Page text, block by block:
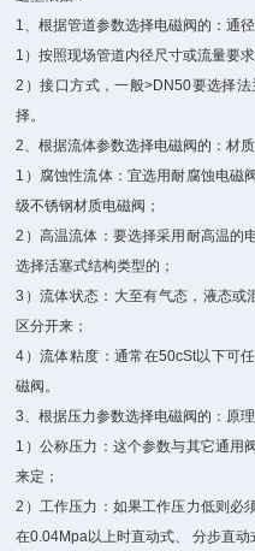
1、根据管道参数选择电磁阀的：通
1）按照现场管道内径尺寸或流量要
2）接口方式，一般>DN50要选择
择。
2、根据流体参数选择电磁阀的：材
1）腐蚀性流体：宜选用耐腐蚀电磁
级不锈钢材质电磁阀；
2）高温流体：要选择采用耐高温的
选择活塞式结构类型的；
3）流体状态：大至有气态，液态
区分开来；
4）流体粘度：通常在50cSt以下可
磁阀。
3、根据压力参数选择电磁阀的：原
1）公称压力：这个参数与其它通用
来定；
2）工作压力：如果工作压力低则必
在0.04Mpa以上时直动式、 分步直动